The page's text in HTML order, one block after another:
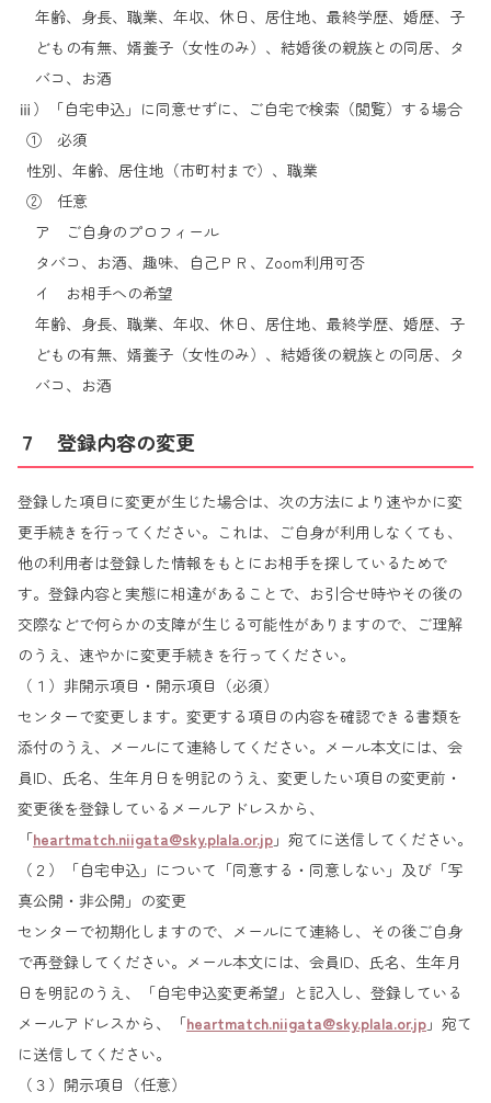
年齢、身長、職業、年収、休日、居住地、最終学歴、婚歴、子
どもの有無、婿養子（女性のみ）、結婚後の親族との同居、タ
バコ、お酒
ⅲ）「自宅申込」に同意せずに、ご自宅で検索（閲覧）する場合
① 必須
性別、年齢、居住地（市町村まで）、職業
② 任意
ア ご自身のプロフィール
タバコ、お酒、趣味、自己ＰＲ、Zoom利用可否
イ お相手への希望
年齢、身長、職業、年収、休日、居住地、最終学歴、婚歴、子
どもの有無、婿養子（女性のみ）、結婚後の親族との同居、タ
バコ、お酒
７ 登録内容の変更
登録した項目に変更が生じた場合は、次の方法により速やかに変
更手続きを行ってください。これは、ご自身が利用しなくても、
他の利用者は登録した情報をもとにお相手を探しているためで
す。登録内容と実態に相違があることで、お引合せ時やその後の
交際などで何らかの支障が生じる可能性がありますので、ご理解
のうえ、速やかに変更手続きを行ってください。
（１）非開示項目・開示項目（必須）
センターで変更します。変更する項目の内容を確認できる書類を
添付のうえ、メールにて連絡してください。メール本文には、会
員ID、氏名、生年月日を明記のうえ、変更したい項目の変更前・
変更後を登録しているメールアドレスから、
「heartmatch.niigata@sky.plala.or.jp 」宛てに送信してください。
（２）「自宅申込」について「同意する・同意しない」及び「写
真公開・非公開」の変更
センターで初期化しますので、メールにて連絡し、その後ご自身
で再登録してください。メール本文には、会員ID、氏名、生年月
日を明記のうえ、「自宅申込変更希望」と記入し、登録している
メールアドレスから、「heartmatch.niigata@sky.plala.or.jp 」宛て
に送信してください。
（３）開示項目（任意）